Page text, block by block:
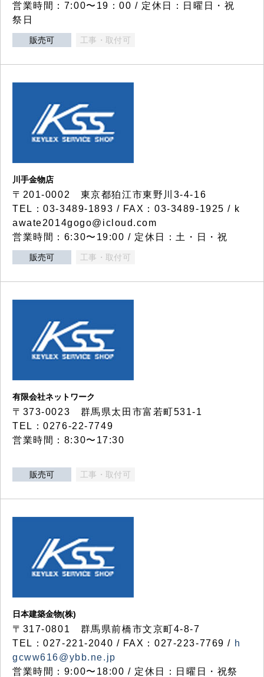
営業時間：7:00〜19：00 / 定休日：日曜日・祝
祭日
販売可 工事・取付可
川手金物店
〒201-0002 東京都狛江市東野川3-4-16
TEL：03-3489-1893 / FAX：03-3489-1925 / k
awate2014gogo@icloud.com
営業時間：6:30〜19:00 / 定休日：土・日・祝
販売可 工事・取付可
有限会社ネットワーク
〒373-0023 群馬県太田市富若町531-1
TEL：0276-22-7749
営業時間：8:30〜17:30
販売可 工事・取付可
日本建築金物(株)
〒317‐0801 群馬県前橋市文京町4-8-7
TEL：027-221-2040 / FAX：027-223-7769 / h
gcww616@ybb.ne.jp
営業時間：9:00〜18:00 / 定休日：日曜日・祝祭